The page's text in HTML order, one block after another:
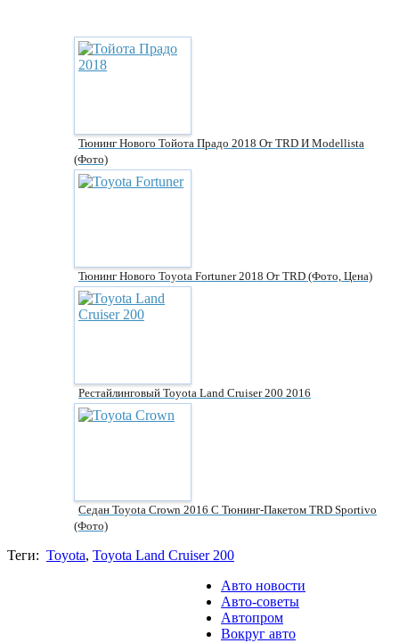
Тюнинг Нового Тойота Прадо 2018 От TRD И Modellista
(фото)
Тюнинг Нового Toyota Fortuner 2018 От TRD (фото, Цена)
Рестайлинговый Toyota Land Cruiser 200 2016
Седан Toyota Crown 2016 С Тюнинг-Пакетом TRD Sportivo
(фото)
Теги: Toyota, Toyota Land Cruiser 200
Авто новости
Авто-советы
Автопром
Вокруг авто